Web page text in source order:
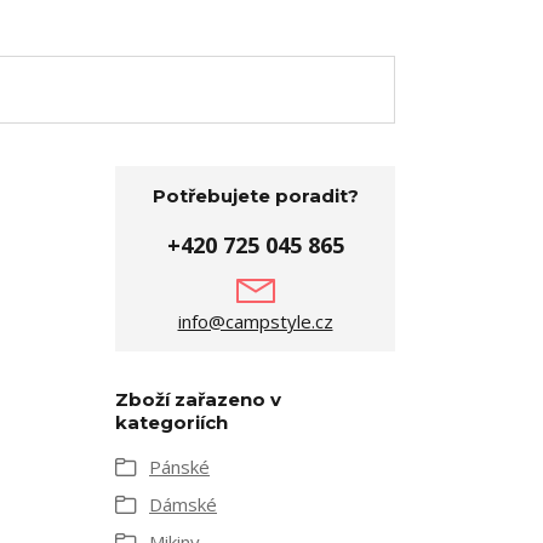
Potřebujete poradit?
+420 725 045 865
info@campstyle.cz
Zboží zařazeno v
kategoriích
Pánské
Dámské